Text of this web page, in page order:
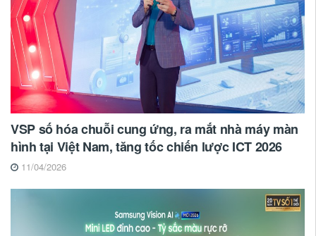
VSP số hóa chuỗi cung ứng, ra mắt nhà máy màn
hình tại Việt Nam, tăng tốc chiến lược ICT 2026
11/04/2026